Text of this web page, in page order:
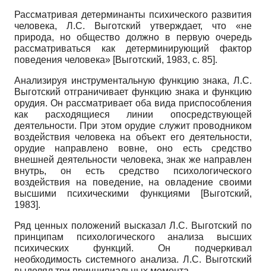
Рассматривая детерминанты психического развития
человека, Л.С. Выготский утверждает, что «не
природа, но общество должно в первую очередь
рассматриваться как детерминирующий фактор
поведения человека» [Выготский, 1983, с. 85].
Анализируя инструментальную функцию знака, Л.С.
Выготский отграничивает функцию знака и функцию
орудия. Он рассматривает оба вида приспособления
как расходящиеся линии опосредствующей
деятельности. При этом орудие служит проводником
воздействия человека на объект его деятельности,
орудие направлено вовне, оно есть средство
внешней деятельности человека, знак же направлен
внутрь, он есть средство психологического
воздействия на поведение, на овладение своими
высшими психическими функциями
[Выготский,
1983].
Ряд ценных положений высказал Л.С. Выготский по
принципам психологического анализа высших
психических функций. Он подчеркивал
необходимость системного анализа. Л.С. Выготский